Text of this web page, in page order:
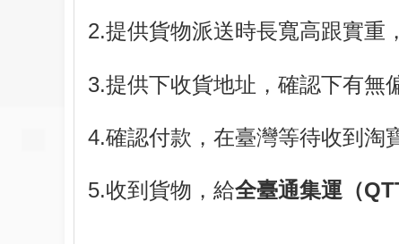
2.提供貨物派送時長寬高跟實重
3.提供下收貨地址，確認下有無
4.確認付款，在臺灣等待收到淘
5.收到貨物，給全臺通集運（